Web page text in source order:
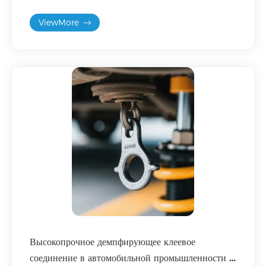
ViewMore
Высокопрочное демпфирующее клеевое
соединение в автомобильной промышленности –